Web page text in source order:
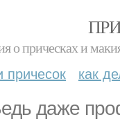
о прическах и
как
даже